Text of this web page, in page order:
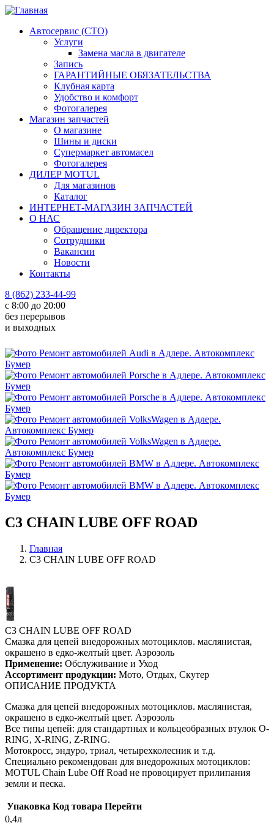
Автосервис (СТО)
Услуги
Замена масла в двигателе
Запись
ГАРАНТИЙНЫЕ ОБЯЗАТЕЛЬСТВА
Клубная карта
Удобство и комфорт
Фотогалерея
Магазин запчастей
О магазине
Шины и диски
Супермаркет автомасел
Фотогалерея
ДИЛЕР MOTUL
Для магазинов
Каталог
ИНТЕРНЕТ-МАГАЗИН ЗАПЧАСТЕЙ
О НАС
Обращение директора
Сотрудники
Вакансии
Новости
Контакты
8 (862) 233-44-99
с 8:00 до 20:00
без перерывов
и выходных
C3 CHAIN LUBE OFF ROAD
Вы здесь
Главная
C3 CHAIN LUBE OFF ROAD
C3 CHAIN LUBE OFF ROAD
Смазка для цепей внедорожных мотоциклов. маслянистая,
окрашено в едко-желтый цвет. Аэрозоль
Применение: Обслуживание и Уход
Ассортимент продукции: Мото, Отдых, Скутер
ОПИСАНИЕ ПРОДУКТА
Смазка для цепей внедорожных мотоциклов. маслянистая,
окрашено в едко-желтый цвет. Аэрозоль
Все типы цепей: для стандартных и кольцеобразных втулок O-
RING, X-RING, Z-RING.
Мотокросс, эндуро, триал, четырехколесник и т.д.
Специально рекомендован для внедорожных мотоциклов:
MOTUL Chain Lube Off Road не провоцирует прилипания
земли и песка.
Упаковка Код товара Перейти
0,4л